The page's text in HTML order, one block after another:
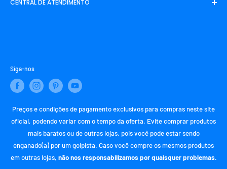
Rastreamento
Politica de Privacidade
CENTRAL DE ATENDIMENTO
Siga-nos
Preços e condições de pagamento exclusivos para compras neste site
oficial, podendo variar com o tempo da oferta. Evite comprar produtos
mais baratos ou de outras lojas, pois você pode estar sendo
enganado(a) por um golpista. Caso você compre os mesmos produtos
em outras lojas, não nos responsabilizamos por quaisquer problemas.